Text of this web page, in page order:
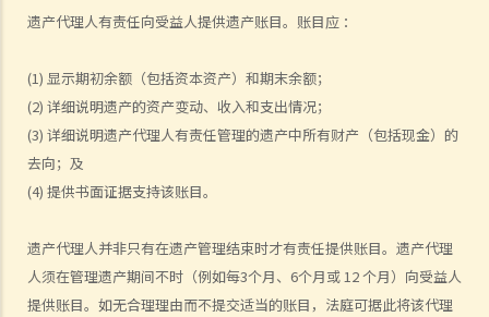
遗产代理人有责任向受益人提供遗产账目。账目应 ：
(1) 显示期初余额（包括资本资产）和期末余额；
(2) 详细说明遗产的资产变动、收入和支出情况；
(3) 详细说明遗产代理人有责任管理的遗产中所有财产（包括现金）的
去向；及
(4) 提供书面证据支持该账目。
遗产代理人并非只有在遗产管理结束时才有责任提供账目。遗产代理
人须在管理遗产期间不时（例如每3个月、6个月或 12 个月）向受益人
提供账目。如无合理理由而不提交适当的账目，法庭可据此将该代理
人身伤亡
何谓「人身伤害」？
我受伤后，何时可提出申索？
如何就人身伤害提出申索？
人身伤害诉讼所涉的法律程序
2. 传讯令状
3. 申索陈述书
4. 损害赔偿陈述书